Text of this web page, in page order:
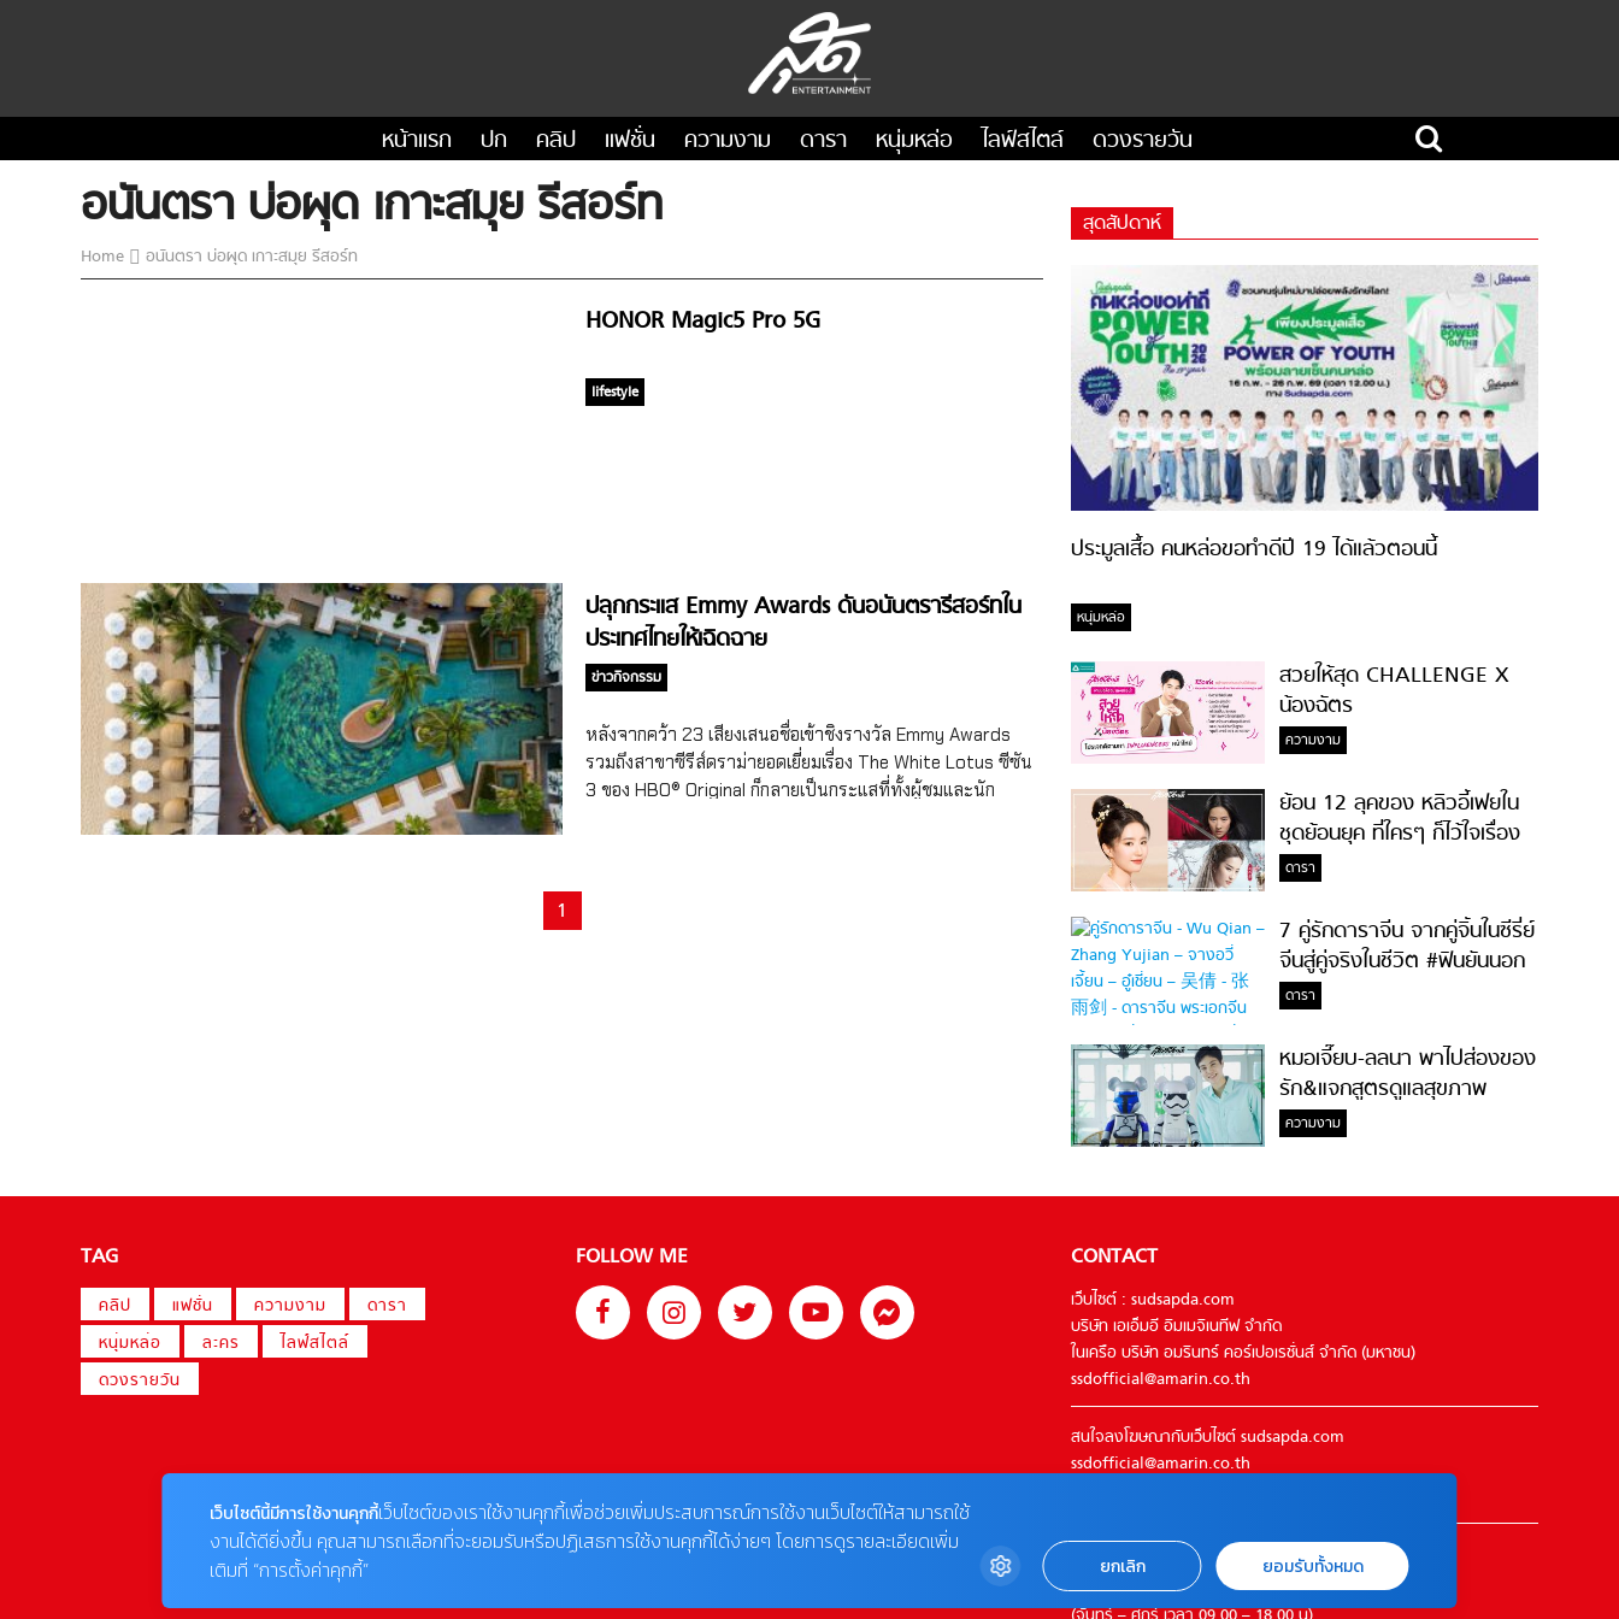
หน้าแรก ปก คลิป แฟชั่น ความงาม ดารา หนุ่มหล่อ ไลฟ์สไตล์ ดวงรายวัน
อนันตรา บ่อผุด เกาะสมุย รีสอร์ท
Home อนันตรา บ่อผุด เกาะสมุย รีสอร์ท
HONOR Magic5 Pro 5G
lifestyle
ปลุกกระแส Emmy Awards ดันอนันตรารีสอร์ทใน
ประเทศไทยให้เฉิดฉาย
ข่าวกิจกรรม
หลังจากคว้า 23 เสียงเสนอชื่อเข้าชิงรางวัล Emmy Awards
รวมถึงสาขาซีรีส์ดราม่ายอดเยี่ยมเรื่อง The White Lotus ซีซัน
3 ของ HBO® Original ก็กลายเป็นกระแสที่ทั้งผู้ชมและนัก
1
สุดสัปดาห์
ประมูลเสื้อ คนหล่อขอทำดีปี 19 ได้แล้วตอนนี้
หนุ่มหล่อ
สวยให้สุด CHALLENGE X
น้องฉัตร
ความงาม
ย้อน 12 ลุคของ หลิวอี้เฟยใน
ชุดย้อนยุค ที่ใครๆ ก็ไว้ใจเรื่อง
ความสวย!
ดารา
7 คู่รักดาราจีน จากคู่จิ้นในซีรี่ย์
จีนสู่คู่จริงในชีวิต #ฟินยันนอก
จอ
ดารา
หมอเจี๊ยบ-ลลนา พาไปส่องของ
รัก&แจกสูตรดูแลสุขภาพ
#ล้างจมูกไม่ยากจะสอนให้
ความงาม
TAG
คลิป แฟชั่น ความงาม
ดารา
หนุ่มหล่อ
ละคร
ไลฟ์สไตล์
ดวงรายวัน
FOLLOW ME CONTACT
เว็บไซต์ : sudsapda.com
บริษัท เอเอ็มอี อิมเมจิเนทีฟ จำกัด
ในเครือ บริษัท อมรินทร์ คอร์เปอเรชั่นส์ จำกัด (มหาชน)
ssdofficial@amarin.co.th
สนใจลงโฆษณากับเว็บไซต์ sudsapda.com
ssdofficial@amarin.co.th
ติดต่อแจ้งปัญหาหรือร้องเรียน
02-422-9999 ต่อ 4180
เว็บไซต์นี้มีการใช้งานคุกกี้เว็บไซต์ของเราใช้งานคุกกี้เพื่อช่วยเพิ่มประสบการณ์การใช้งานเว็บไซต์ให้สามารถใช้
งานได้ดียิ่งขึ้น คุณสามารถเลือกที่จะยอมรับหรือปฏิเสธการใช้งานคุกกี้ได้ง่ายๆ โดยการดูรายละเอียดเพิ่ม
เติมที่ “การตั้งค่าคุกกี้”
ยกเลิก ยอมรับทั้งหมด